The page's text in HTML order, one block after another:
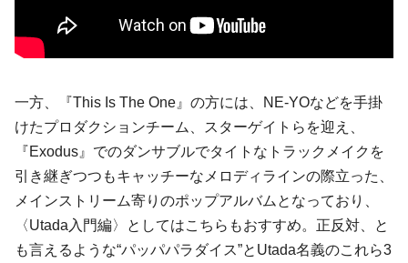
一方、『This Is The One』の方には、NE-YOなどを手掛
けたプロダクションチーム、スターゲイトらを迎え、
『Exodus』でのダンサブルでタイトなトラックメイクを
引き継ぎつつもキャッチーなメロディラインの際立った、
メインストリーム寄りのポップアルバムとなっており、
〈Utada入門編〉としてはこちらもおすすめ。正反対、と
も言えるような“パッパパラダイス”とUtada名義のこれら3